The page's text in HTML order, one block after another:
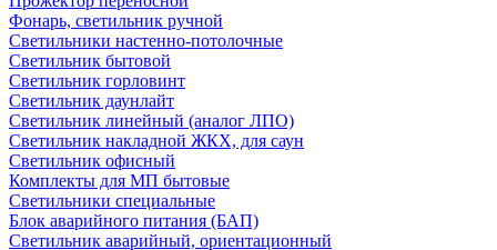
Фонарь, светильник ручной
Светильники настенно-потолочные
Светильник бытовой
Светильник горловинт
Светильник даунлайт
Светильник линейный (аналог ЛПО)
Светильник накладной ЖКХ, для саун
Светильник офисный
Комплекты для МП бытовые
Светильники специальные
Блок аварийного питания (БАП)
Светильник аварийный, ориентационный